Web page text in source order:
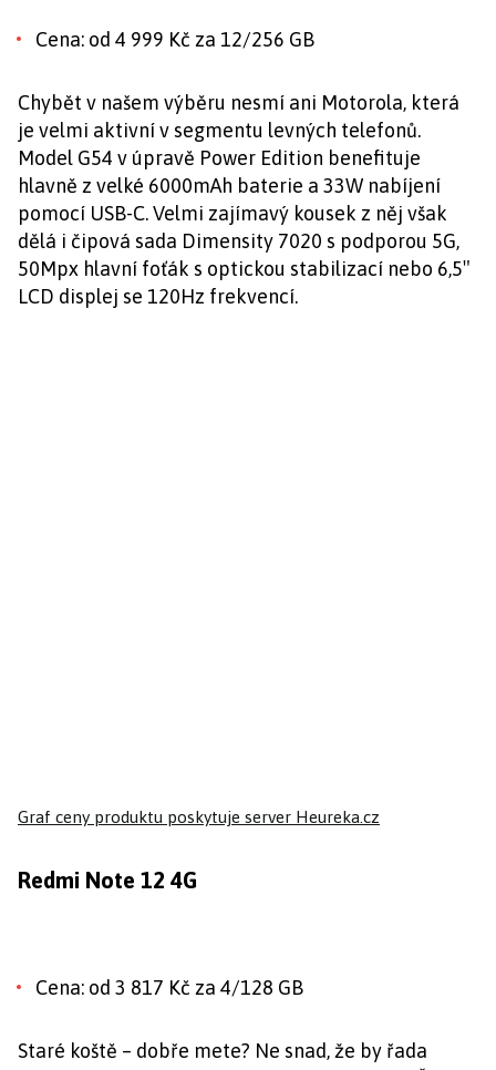
Cena: od 4 999 Kč za 12/256 GB
Chybět v našem výběru nesmí ani Motorola, která
je velmi aktivní v segmentu levných telefonů.
Model G54 v úpravě Power Edition benefituje
hlavně z velké 6000mAh baterie a 33W nabíjení
pomocí USB-C. Velmi zajímavý kousek z něj však
dělá i čipová sada Dimensity 7020 s podporou 5G,
50Mpx hlavní foťák s optickou stabilizací nebo 6,5″
LCD displej se 120Hz frekvencí.
Graf ceny produktu poskytuje server Heureka.cz
Redmi Note 12 4G
Cena: od 3 817 Kč za 4/128 GB
Staré koště – dobře mete? Ne snad, že by řada